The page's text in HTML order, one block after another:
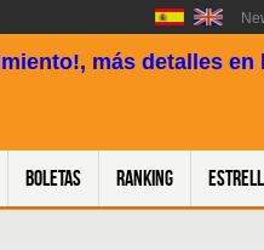
más detalles
Boletas Ranking